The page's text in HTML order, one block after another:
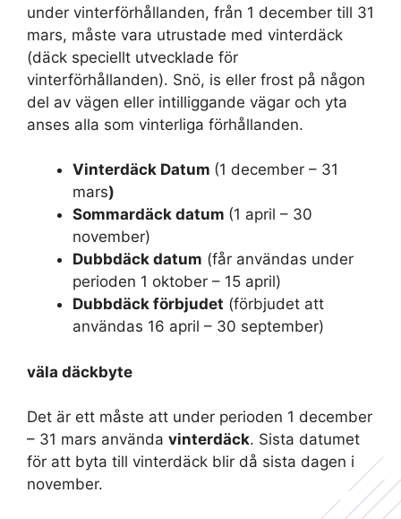
under vinterförhållanden, från 1 december till 31
mars, måste vara utrustade med vinterdäck
(däck speciellt utvecklade för
vinterförhållanden). Snö, is eller frost på någon
del av vägen eller intilliggande vägar och yta
anses alla som vinterliga förhållanden.
Vinterdäck Datum (1 december – 31
mars)
Sommardäck datum (1 april – 30
november)
Dubbdäck datum (får användas under
perioden 1 oktober – 15 april)
Dubbdäck förbjudet (förbjudet att
användas 16 april – 30 september)
väla däckbyte
Det är ett måste att under perioden 1 december
– 31 mars använda vinterdäck. Sista datumet
för att byta till vinterdäck blir då sista dagen i
november.